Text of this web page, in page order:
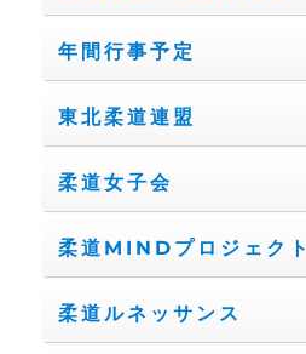
年間行事予定
東北柔道連盟
柔道女子会
柔道MINDプロジェクト
柔道ルネッサンス